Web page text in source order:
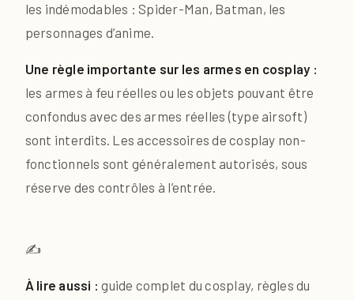
les indémodables : Spider-Man, Batman, les
personnages d’anime.
Une règle importante sur les armes en cosplay :
les armes à feu réelles ou les objets pouvant être
confondus avec des armes réelles (type airsoft)
sont interdits. Les accessoires de cosplay non-
fonctionnels sont généralement autorisés, sous
réserve des contrôles à l’entrée.
✍️
À lire aussi : guide complet du cosplay, règles du